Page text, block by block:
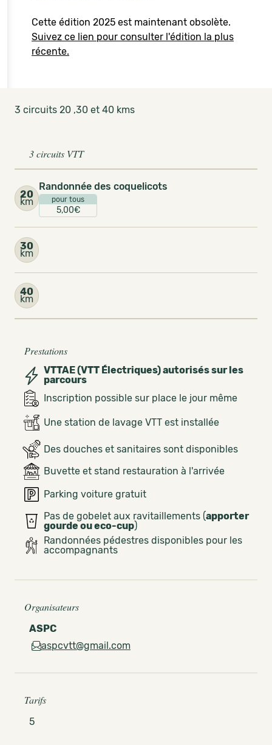
Cette édition 2025 est maintenant obsolète.
Suivez ce lien pour consulter l'édition la plus
récente.
3 circuits 20 ,30 et 40 kms
3 circuits VTT
20
km
Randonnée des coquelicots
pour tous
5,00€
30
km
40
km
Prestations
VTTAE (VTT Électriques) autorisés sur les
parcours
Inscription possible sur place le jour même
Une station de lavage VTT est installée
Des douches et sanitaires sont disponibles
Buvette et stand restauration à l'arrivée
Parking voiture gratuit
Pas de gobelet aux ravitaillements (apporter
gourde ou eco-cup)
Randonnées pédestres disponibles pour les
accompagnants
Organisateurs
ASPC
aspcvtt@gmail.com
Tarifs
5